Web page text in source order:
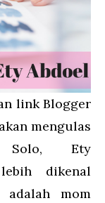
link Blogger
mengulas
Solo, Ety
dikenal
adalah mom